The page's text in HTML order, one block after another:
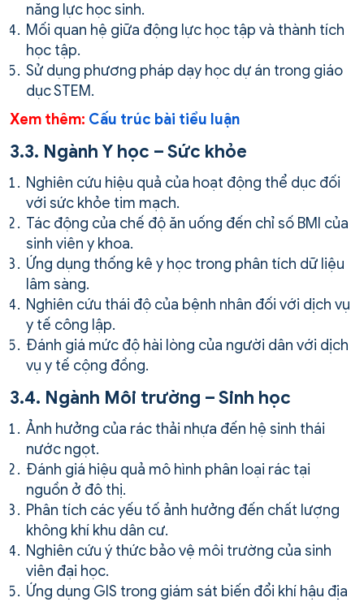
năng lực học sinh.
Mối quan hệ giữa động lực học tập và thành tích
học tập.
Sử dụng phương pháp dạy học dự án trong giáo
dục STEM.
Xem thêm: Cấu trúc bài tiểu luận
3.3. Ngành Y học – Sức khỏe
Nghiên cứu hiệu quả của hoạt động thể dục đối
với sức khỏe tim mạch.
Tác động của chế độ ăn uống đến chỉ số BMI của
sinh viên y khoa.
Ứng dụng thống kê y học trong phân tích dữ liệu
lâm sàng.
Nghiên cứu thái độ của bệnh nhân đối với dịch vụ
y tế công lập.
Đánh giá mức độ hài lòng của người dân với dịch
vụ y tế cộng đồng.
3.4. Ngành Môi trường – Sinh học
Ảnh hưởng của rác thải nhựa đến hệ sinh thái
nước ngọt.
Đánh giá hiệu quả mô hình phân loại rác tại
nguồn ở đô thị.
Phân tích các yếu tố ảnh hưởng đến chất lượng
không khí khu dân cư.
Nghiên cứu ý thức bảo vệ môi trường của sinh
viên đại học.
Ứng dụng GIS trong giám sát biến đổi khí hậu địa